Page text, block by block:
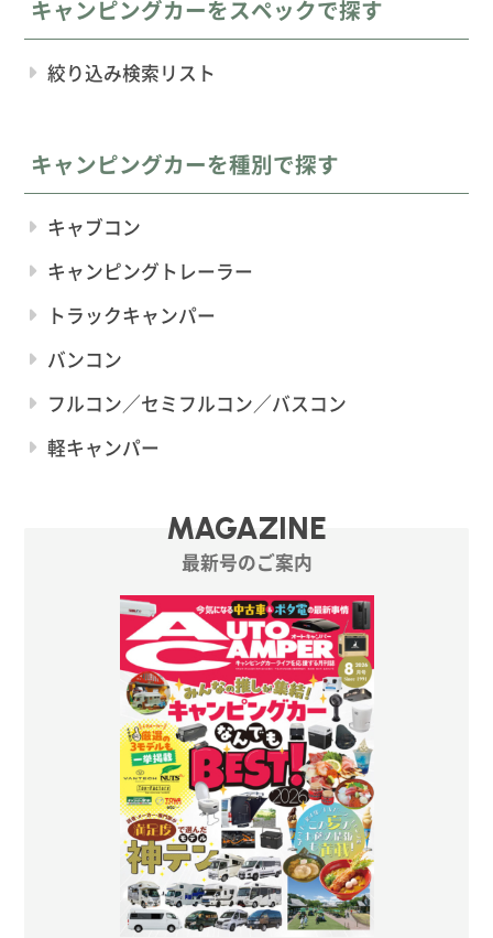
キャンピングカーをスペックで探す
絞り込み検索リスト
キャンピングカーを種別で探す
キャブコン
キャンピングトレーラー
トラックキャンパー
バンコン
フルコン／セミフルコン／バスコン
軽キャンパー
MAGAZINE
最新号のご案内